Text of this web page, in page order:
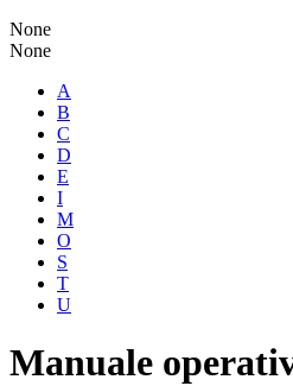
None
None
A
B
C
D
E
I
M
O
S
T
U
Manuale